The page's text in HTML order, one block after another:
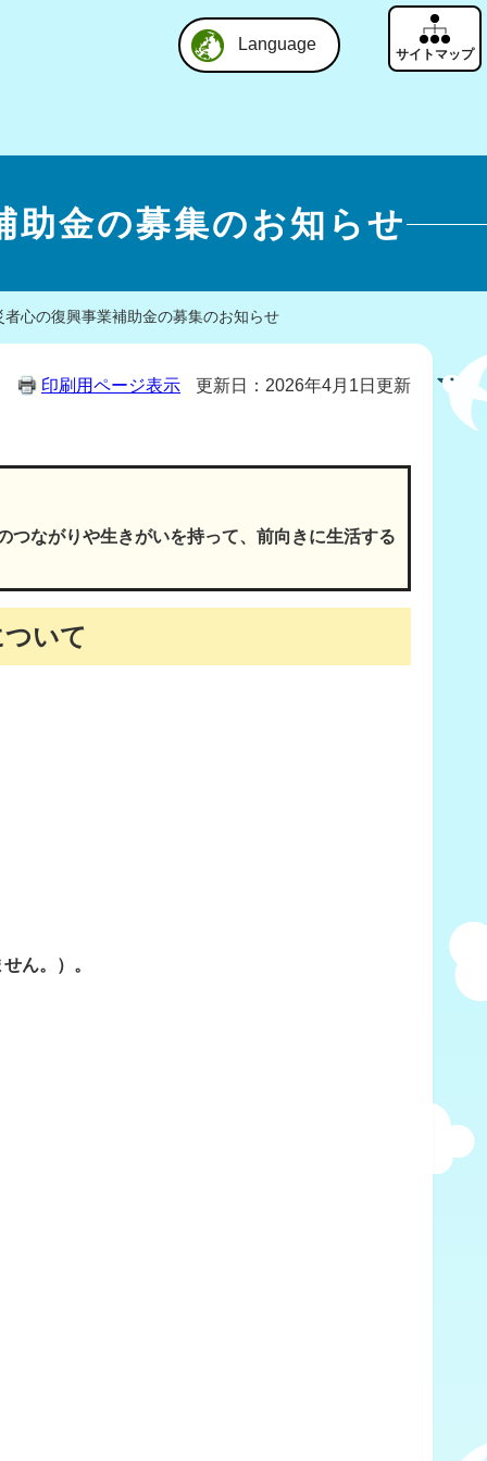
Language
助金の募集のお知らせ
心の復興事業補助金の募集のお知らせ
印刷用ページ表示 更新日：2026年4月1日更新
ながりや生きがいを持って、前向きに生活する
いて
ん。）。